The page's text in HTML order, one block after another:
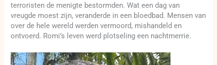
terroristen de menigte bestormden. Wat een dag van
vreugde moest zijn, veranderde in een bloedbad. Mensen van
over de hele wereld werden vermoord, mishandeld en
ontvoerd. Romi’s leven werd plotseling een nachtmerrie.